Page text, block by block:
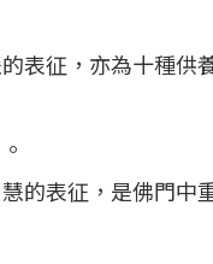
表征，亦為十種供
的表征，是佛門中